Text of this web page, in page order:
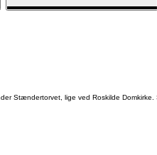
Stændertorvet, lige ved Roskilde